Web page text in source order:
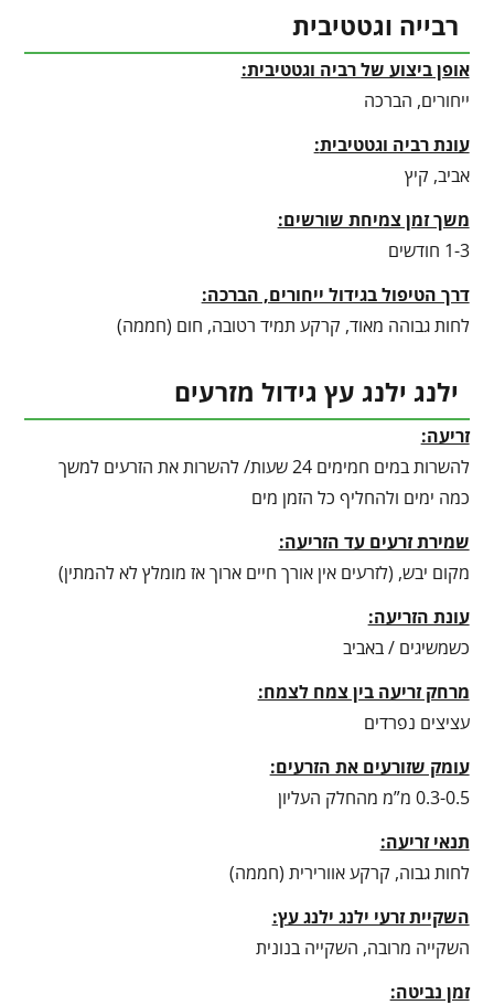
רבייה וגטטיבית
אופן ביצוע של רביה וגטטיבית:
ייחורים, הברכה
עונת רביה וגטטיבית:
אביב, קיץ
משך זמן צמיחת שורשים:
1-3 חודשים
דרך הטיפול בגידול ייחורים, הברכה:
לחות גבוהה מאוד, קרקע תמיד רטובה, חום (חממה)
ילנג ילנג עץ גידול מזרעים
זריעה:
להשרות במים חמימים 24 שעות/ להשרות את הזרעים למשך
כמה ימים ולהחליף כל הזמן מים
שמירת זרעים עד הזריעה:
מקום יבש, (לזרעים אין אורך חיים ארוך אז מומלץ לא להמתין)
עונת הזריעה:
כשמשיגים / באביב
מרחק זריעה בין צמח לצמח:
עציצים נפרדים
עומק שזורעים את הזרעים:
0.3-0.5 מ”מ מהחלק העליון
תנאי זריעה:
לחות גבוה, קרקע אוורירית (חממה)
השקיית זרעי ילנג ילנג עץ:
השקייה מרובה, השקייה בנונית
זמן נביטה: